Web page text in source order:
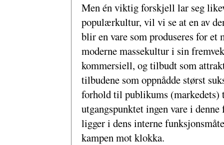
Men én viktig forskjell lar seg
populærkultur, vil vi se at en av
blir en vare som produseres for
moderne massekultur i sin
kommersiell, og tilbudt som
tilbudene som oppnådde størst
forhold til publikums
utgangspunktet ingen vare i
ligger i dens interne
kampen mot klokka.